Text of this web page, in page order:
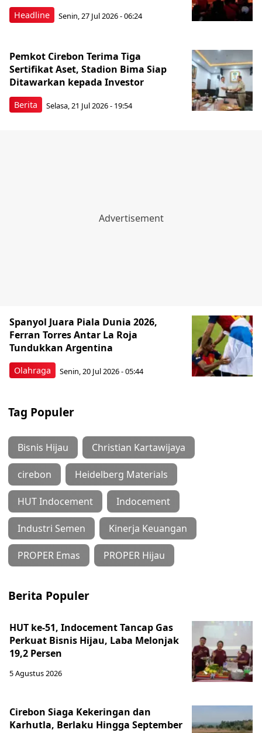
Headline Senin, 27 Jul 2026 - 06:24
Berita
Pemkot Cirebon Terima Tiga
Sertifikat Aset, Stadion Bima Siap
Ditawarkan kepada Investor
Selasa, 21 Jul 2026 - 19:54
Olahraga
Spanyol Juara Piala Dunia 2026,
Ferran Torres Antar La Roja
Tundukkan Argentina
Senin, 20 Jul 2026 - 05:44
Tag Populer
Bisnis Hijau Christian Kartawijaya
cirebon Heidelberg Materials
HUT Indocement Indocement
Industri Semen Kinerja Keuangan
PROPER Emas PROPER Hijau
Berita Populer
HUT ke-51, Indocement Tancap Gas
Perkuat Bisnis Hijau, Laba Melonjak
19,2 Persen
5 Agustus 2026
Cirebon Siaga Kekeringan dan
Karhutla, Berlaku Hingga September